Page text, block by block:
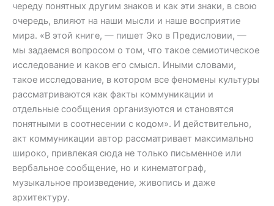
череду понятных другим знаков и как эти знаки, в свою
очередь, влияют на наши мысли и наше восприятие
мира. «В этой книге, — пишет Эко в Предисловии, —
мы задаемся вопросом о том, что такое семиотическое
исследование и каков его смысл. Иными словами,
такое исследование, в котором все феномены культуры
рассматриваются как факты коммуникации и
отдельные сообщения организуются и становятся
понятными в соотнесении с кодом». И действительно,
акт коммуникации автор рассматривает максимально
широко, привлекая сюда не только письменное или
вербальное сообщение, но и кинематограф,
музыкальное произведение, живопись и даже
архитектуру.